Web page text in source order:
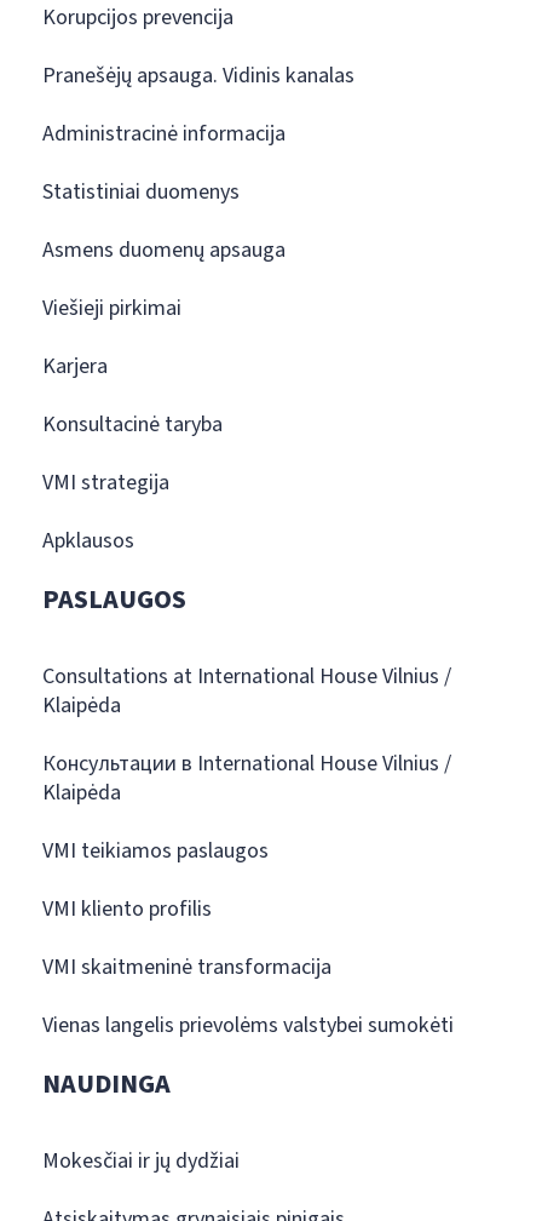
Korupcijos prevencija
Pranešėjų apsauga. Vidinis kanalas
Administracinė informacija
Statistiniai duomenys
Asmens duomenų apsauga
Viešieji pirkimai
Karjera
Konsultacinė taryba
VMI strategija
Apklausos
PASLAUGOS
Consultations at International House Vilnius /
Klaipėda
Консультации в International House Vilnius /
Klaipėda
VMI teikiamos paslaugos
VMI kliento profilis
VMI skaitmeninė transformacija
Vienas langelis prievolėms valstybei sumokėti
NAUDINGA
Mokesčiai ir jų dydžiai